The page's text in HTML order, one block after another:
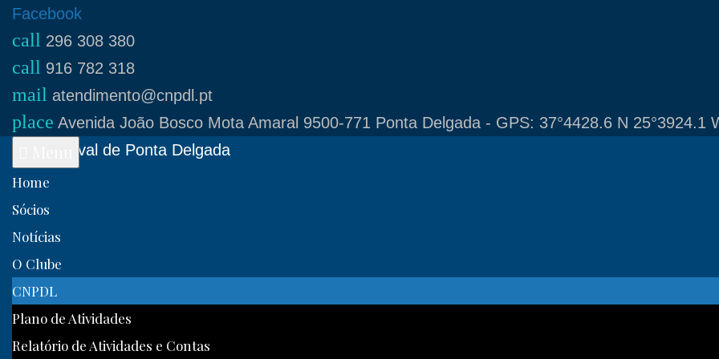
Skip
content
Facebook
call 296 308 380
call 916 782 318
mail atendimento@cnpdl.pt
place Avenida João Bosco Mota Amaral 9500-771 Ponta Delgada - GPS: 37°4428.6 N 25°3924.1
Clube Naval de Ponta Delgada
Home
Sócios
Notícias
O Clube
CNPDL
Plano de Atividades
Relatório de Atividades e Contas